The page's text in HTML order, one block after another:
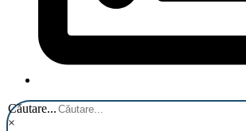
Căutare...
×